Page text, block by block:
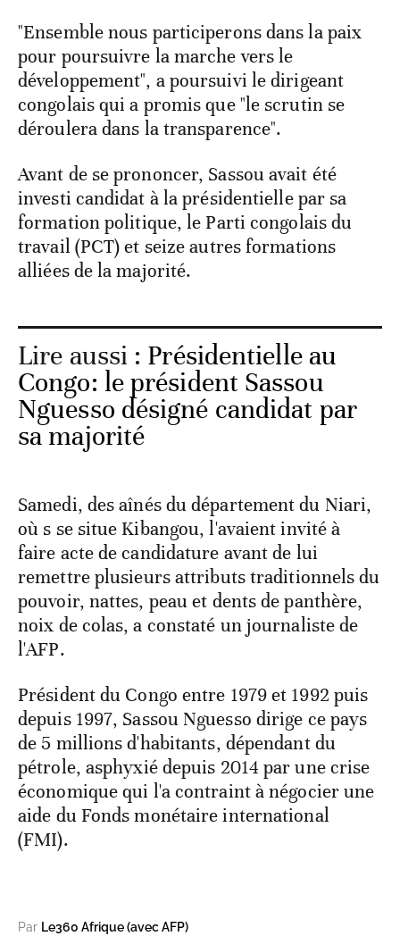
"Ensemble nous participerons dans la paix
pour poursuivre la marche vers le
développement", a poursuivi le dirigeant
congolais qui a promis que "le scrutin se
déroulera dans la transparence".
Avant de se prononcer, Sassou avait été
investi candidat à la présidentielle par sa
formation politique, le Parti congolais du
travail (PCT) et seize autres formations
alliées de la majorité.
Lire aussi : Présidentielle au
Congo: le président Sassou
Nguesso désigné candidat par
sa majorité
Samedi, des aînés du département du Niari,
où s se situe Kibangou, l'avaient invité à
faire acte de candidature avant de lui
remettre plusieurs attributs traditionnels du
pouvoir, nattes, peau et dents de panthère,
noix de colas, a constaté un journaliste de
l'AFP.
Président du Congo entre 1979 et 1992 puis
depuis 1997, Sassou Nguesso dirige ce pays
de 5 millions d'habitants, dépendant du
pétrole, asphyxié depuis 2014 par une crise
économique qui l'a contraint à négocier une
aide du Fonds monétaire international
(FMI).
Par Le360 Afrique (avec AFP)